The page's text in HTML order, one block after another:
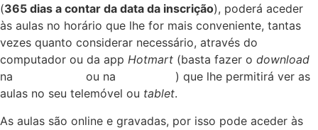
(365 dias a contar da data da inscrição), poderá aceder
às aulas no horário que lhe for mais conveniente, tantas
vezes quanto considerar necessário, através do
computador ou da app Hotmart (basta fazer o download
na
ou na
) que lhe permitirá ver as
aulas no seu telemóvel ou tablet.
As aulas são online e gravadas, por isso pode aceder às